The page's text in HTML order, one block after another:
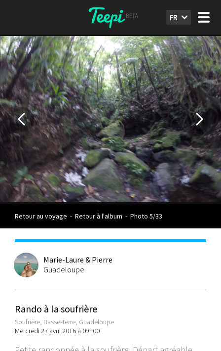
FR
Retour au voyage - Retour à l'album - Photo 5/33
Marie-Laure & Pierre
Guadeloupe
Rando à la soufrière
Soufrière, Basse-Terre, Guadeloupe
Mercredi 27 avril 2016 à 09h00